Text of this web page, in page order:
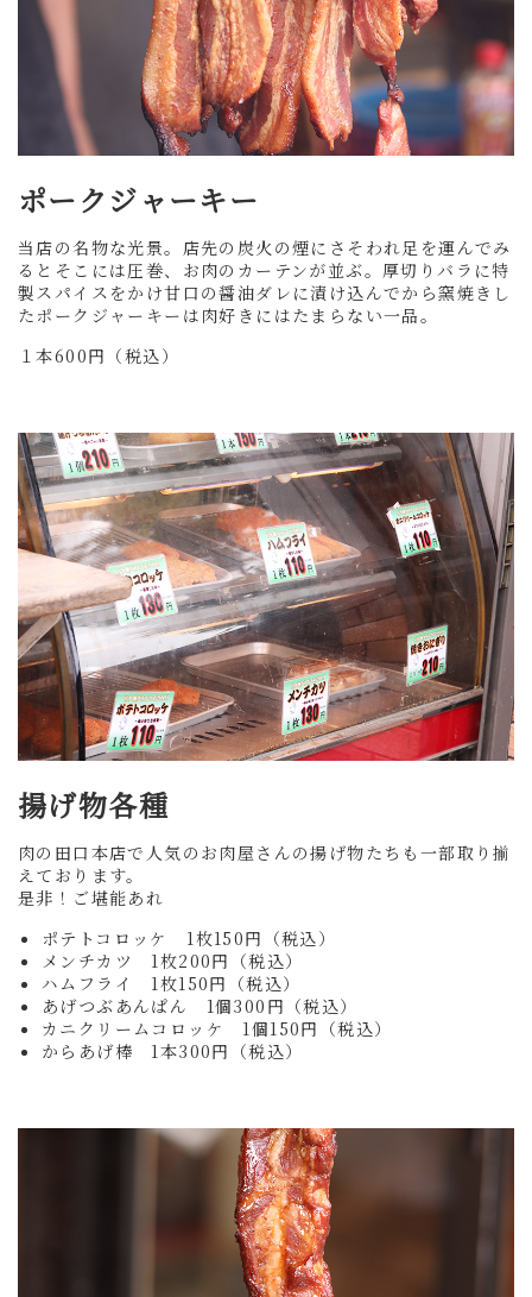
ポークジャーキー
当店の名物な光景。店先の炭火の煙にさそわれ足を運んでみ
るとそこには圧巻、お肉のカーテンが並ぶ。厚切りバラに特
製スパイスをかけ甘口の醤油ダレに漬け込んでから窯焼きし
たポークジャーキーは肉好きにはたまらない一品。
１本600円（税込）
揚げ物各種
肉の田口本店で人気のお肉屋さんの揚げ物たちも一部取り揃
えております。
是非！ご堪能あれ
ポテトコロッケ 1枚150円（税込）
メンチカツ 1枚200円（税込）
ハムフライ 1枚150円 （税込）
あげつぶあんぱん 1個300円 （税込）
カニクリームコロッケ 1個150円 （税込）
からあげ棒 1本300円（税込）